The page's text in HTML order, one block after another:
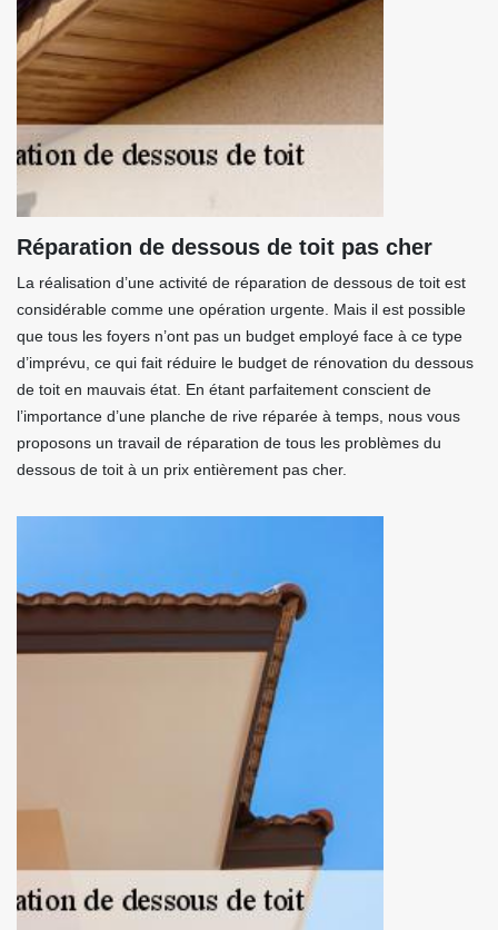
Réparation de dessous de toit pas cher
La réalisation d’une activité de réparation de dessous de toit est
considérable comme une opération urgente. Mais il est possible
que tous les foyers n’ont pas un budget employé face à ce type
d’imprévu, ce qui fait réduire le budget de rénovation du dessous
de toit en mauvais état. En étant parfaitement conscient de
l’importance d’une planche de rive réparée à temps, nous vous
proposons un travail de réparation de tous les problèmes du
dessous de toit à un prix entièrement pas cher.